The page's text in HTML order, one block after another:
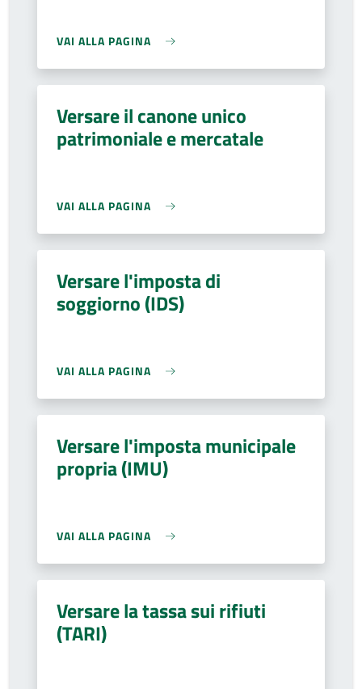
VAI ALLA PAGINA
Versare il canone unico
patrimoniale e mercatale
VAI ALLA PAGINA
Versare l'imposta di
soggiorno (IDS)
VAI ALLA PAGINA
Versare l'imposta municipale
propria (IMU)
VAI ALLA PAGINA
Versare la tassa sui rifiuti
(TARI)